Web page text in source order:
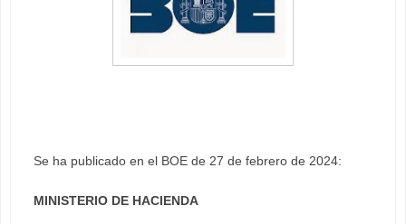
Se ha publicado en el BOE de 27 de febrero de 2024:
MINISTERIO DE HACIENDA